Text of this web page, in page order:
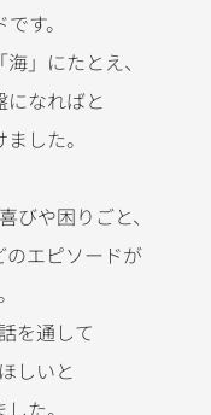
す。
」にたとえ、
なればと
した。
喜びや困りごと、
のエピソードが
を通して
しいと
た。